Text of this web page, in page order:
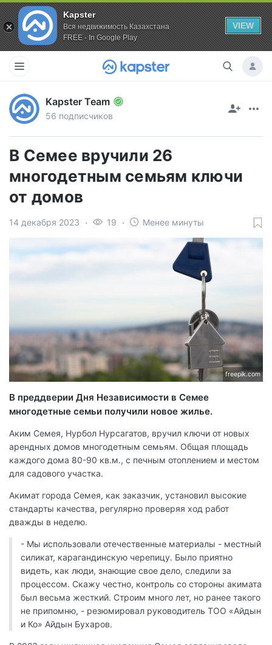
Kapster
Вся недвижимость Казахстана
FREE - In Google Play
VIEW
Kapster Team
56 подписчиков
В Семее вручили 26
многодетным семьям ключи
от домов
14 декабря 2023 19 Менее минуты
freepik.com
В преддверии Дня Независимости в Семее
многодетные семьи получили новое жилье.
Аким Семея, Нурбол Нурсагатов, вручил ключи от новых
арендных домов многодетным семьям. Общая площадь
каждого дома 80-90 кв.м., с печным отоплением и местом
для садового участка.
Акимат города Семея, как заказчик, установил высокие
стандарты качества, регулярно проверяя ход работ
дважды в неделю.
- Мы использовали отечественные материалы - местный
силикат, карагандинскую черепицу. Было приятно
видеть, как люди, знающие свое дело, следили за
процессом. Скажу честно, контроль со стороны акимата
был весьма жесткий. Строим много лет, но ранее такого
не припомню, - резюмировал руководитель ТОО «Айдын
и Ко» Айдын Бухаров.